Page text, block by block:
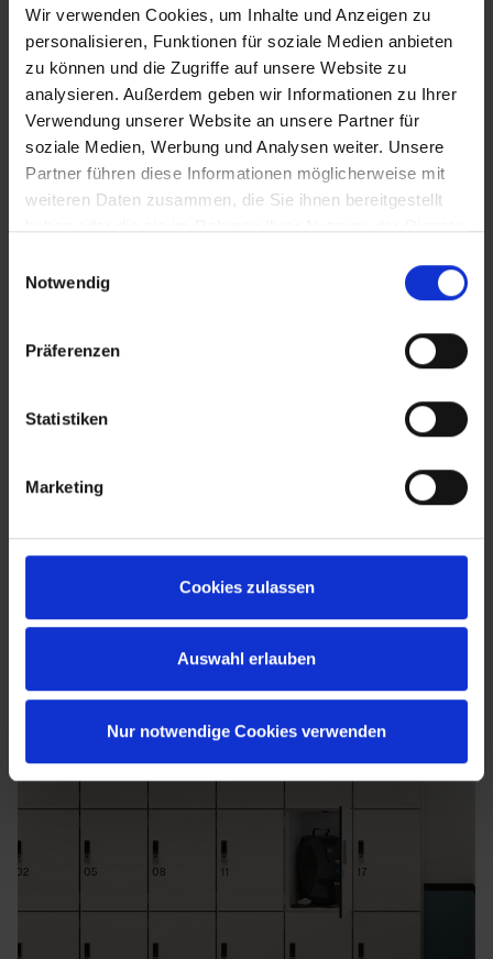
Wir verwenden Cookies, um Inhalte und Anzeigen zu
personalisieren, Funktionen für soziale Medien anbieten
zu können und die Zugriffe auf unsere Website zu
analysieren. Außerdem geben wir Informationen zu Ihrer
Verwendung unserer Website an unsere Partner für
soziale Medien, Werbung und Analysen weiter. Unsere
Partner führen diese Informationen möglicherweise mit
weiteren Daten zusammen, die Sie ihnen bereitgestellt
Notwendig
Präferenzen
Statistiken
Marketing
Cookies zulassen
Auswahl erlauben
Nur notwendige Cookies verwenden